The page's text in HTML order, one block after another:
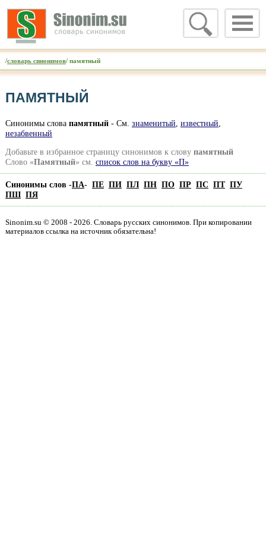
/словарь синонимов/ памятный
ПАМЯТНЫЙ
Синонимы слова памятный- Cм. знаменитый известный
незабвенный
Добавьте в избранное страницу синонимов к слову памятный
Слово «Памятный» см. список слов на букву «П»
Синонимы слов -ПА- ПЕ ПИ ПЛ ПН ПО ПР ПС ПТ ПУ
ПШ ПЯ
Sinonim.su © 2008 - 2026. Словарь русских синонимов. При копировании
материалов ссылка на источник обязательна!